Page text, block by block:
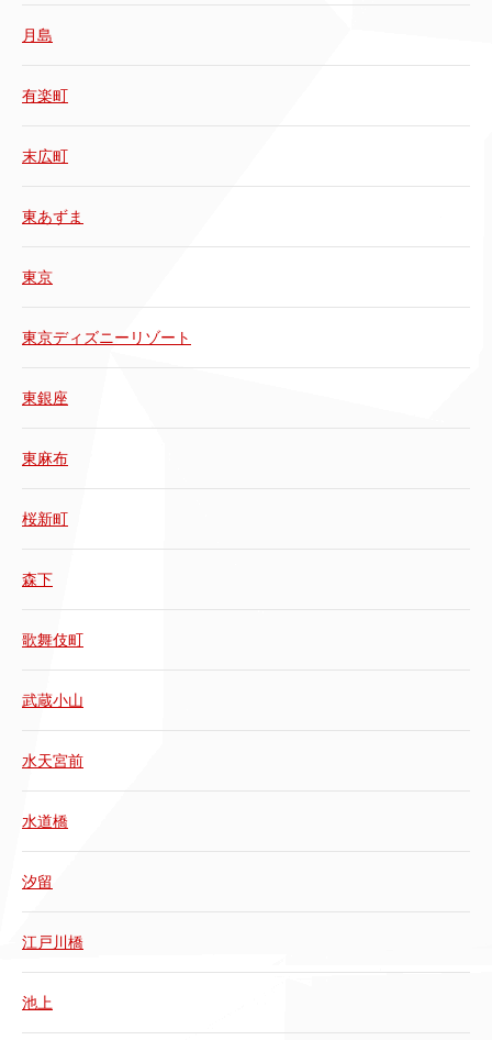
月島
有楽町
末広町
東あずま
東京
東京ディズニーリゾート
東銀座
東麻布
桜新町
森下
歌舞伎町
武蔵小山
水天宮前
水道橋
汐留
江戸川橋
池上